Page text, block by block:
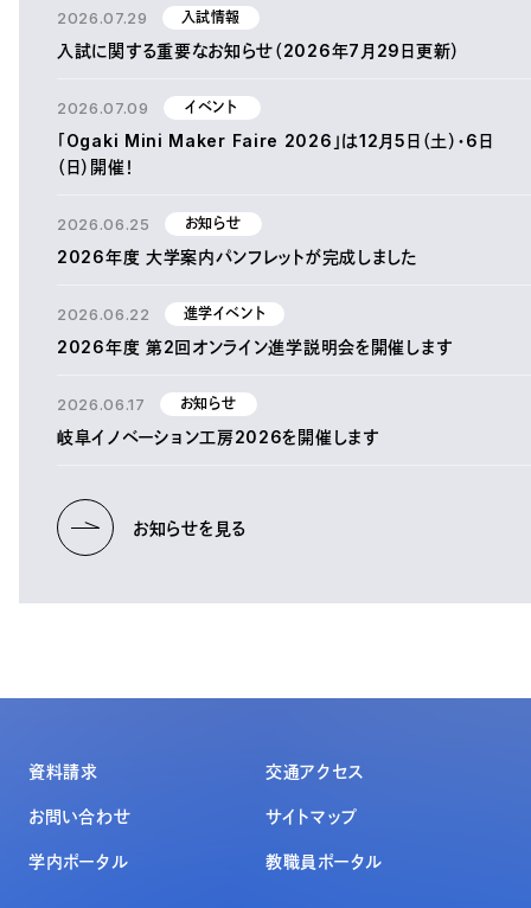
2026.07.29 入試情報
入試に関する重要なお知らせ（2026年7月29日更新）
2026.07.09 イベント
「Ogaki Mini Maker Faire 2026」は12月5日（土）・6日
（日）開催！
2026.06.25 お知らせ
2026年度 大学案内パンフレットが完成しました
2026.06.22 進学イベント
2026年度 第2回オンライン進学説明会を開催します
2026.06.17 お知らせ
岐阜イノベーション工房2026を開催します
お知らせを見る
資料請求 交通アクセス
お問い合わせ サイトマップ
学内ポータル 教職員ポータル